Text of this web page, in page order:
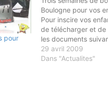
pour
Boulogne pour vos
Pour inscire vos
de télécharger et de
les documents
d'inscription Fiche
inscriptions auront
29 avril 2009
Dans "Actualites"